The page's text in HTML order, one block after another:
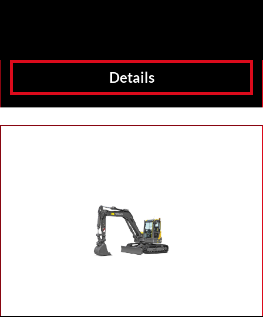
Details